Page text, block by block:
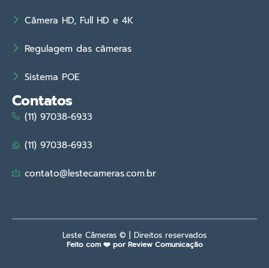
Câmera HD, Full HD e 4K
Regulagem das câmeras
Sistema POE
Contatos
(11) 97038-6933
(11) 97038-6933
contato@lestecameras.com.br
Leste Câmeras © | Direitos reservados
Feito com ❤️ por Review Comunicação